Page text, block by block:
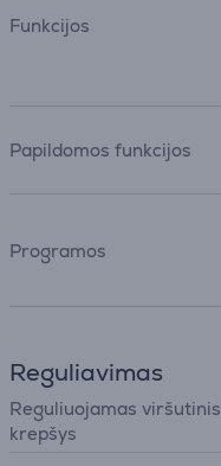
Funkcijos
Papildomos funkcijos
Programos
Reguliavimas
Reguliuojamas viršutinis
krepšys